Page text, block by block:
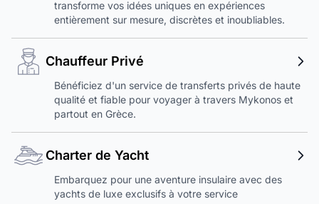
transforme vos idées uniques en expériences
entièrement sur mesure, discrètes et inoubliables.
Chauffeur Privé
Bénéficiez d'un service de transferts privés de haute
qualité et fiable pour voyager à travers Mykonos et
partout en Grèce.
Charter de Yacht
Embarquez pour une aventure insulaire avec des
yachts de luxe exclusifs à votre service